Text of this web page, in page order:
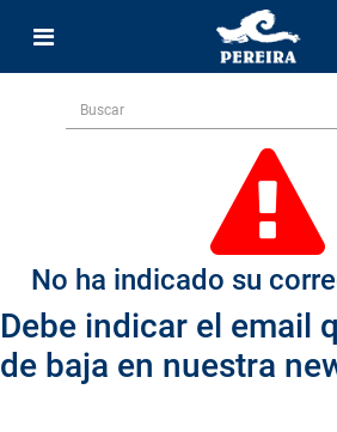
No ha indicado su
Debe indicar el email
de baja en nuestra